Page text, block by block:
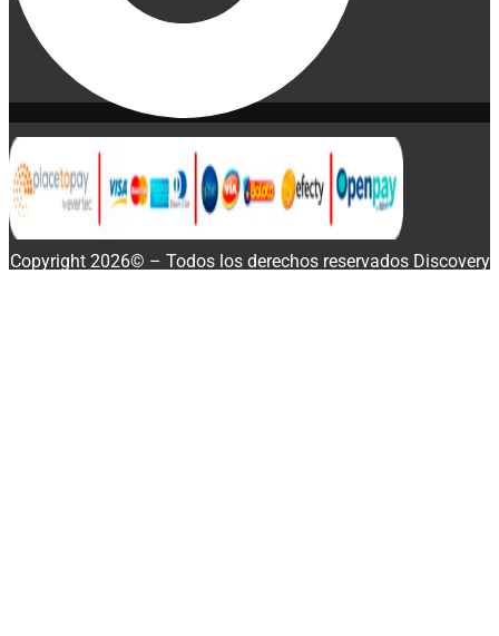
Copyright 2026© – Todos los derechos reservados Discovery